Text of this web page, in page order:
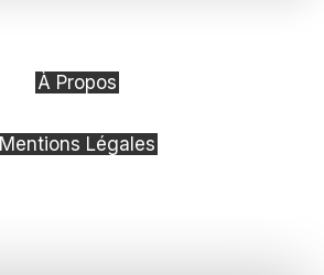
À Propos
Mentions Légales